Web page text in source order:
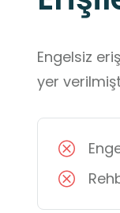
Engelsiz
yer